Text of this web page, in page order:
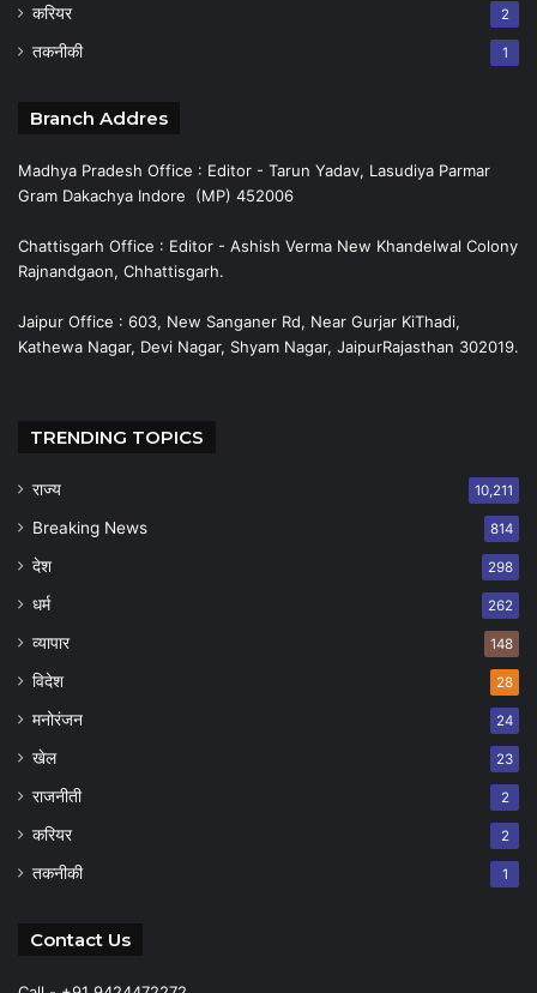
करियर 2
तकनीकी 1
Branch Addres
Madhya Pradesh Office : Editor - Tarun Yadav, Lasudiya Parmar
Gram Dakachya Indore (MP) 452006
Chattisgarh Office : Editor - Ashish Verma New Khandelwal Colony
Rajnandgaon, Chhattisgarh.
Jaipur Office : 603, New Sanganer Rd, Near Gurjar KiThadi,
Kathewa Nagar, Devi Nagar, Shyam Nagar, JaipurRajasthan 302019.
TRENDING TOPICS
राज्य 10,211
Breaking News 814
देश 298
धर्म 262
व्यापार 148
विदेश 28
मनोरंजन 24
खेल 23
राजनीती 2
करियर 2
तकनीकी 1
Contact Us